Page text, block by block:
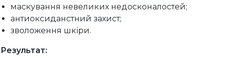
маскування невеликих недосконалостей;
антиоксиданстний захист;
зволоження шкіри.
Результат: